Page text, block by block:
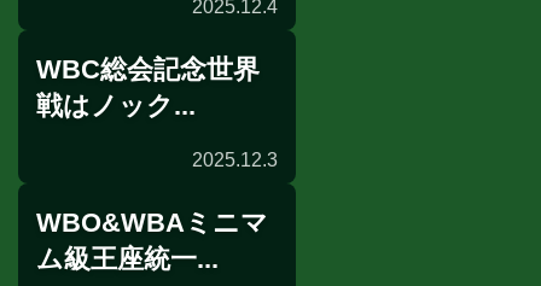
海外試合結果
2025.12.4
海外前日計量
WBC総会記念世界
戦はノック...
2025.12.3
WBO&WBAミニマ
ム級王座統一...